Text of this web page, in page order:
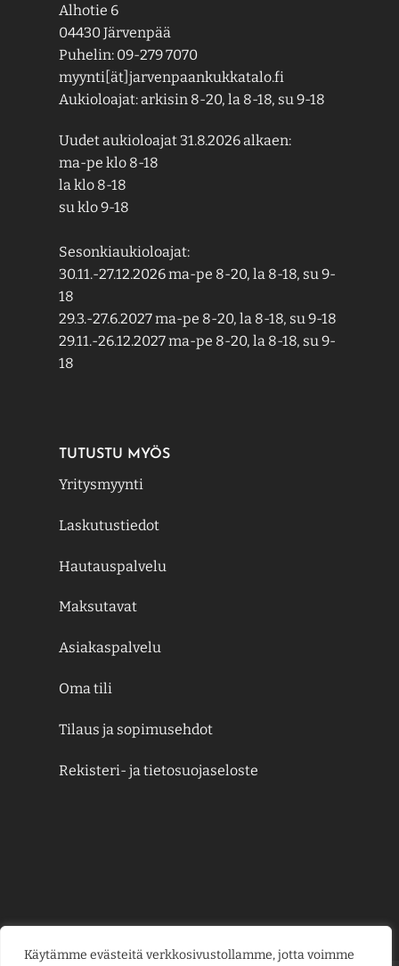
Käytämme evästeitä verkkosivustollamme, jotta voimme
Alhotie 6
04430 Järvenpää
Puhelin: 09-279 7070
myynti[ät]jarvenpaankukkatalo.fi
Aukioloajat: arkisin 8-20, la 8-18, su 9-18
Uudet aukioloajat 31.8.2026 alkaen:
ma-pe klo 8-18
la klo 8-18
su klo 9-18
Sesonkiaukioloajat:
30.11.-27.12.2026 ma-pe 8-20, la 8-18, su 9-
18
29.3.-27.6.2027 ma-pe 8-20, la 8-18, su 9-18
29.11.-26.12.2027 ma-pe 8-20, la 8-18, su 9-
18
TUTUSTU MYÖS
Yritysmyynti
Laskutustiedot
Hautauspalvelu
Maksutavat
Asiakaspalvelu
Oma tili
Tilaus ja sopimusehdot
Rekisteri- ja tietosuojaseloste